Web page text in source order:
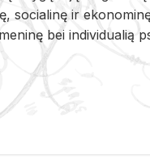
so­cia­li­nę ir
bei in­di­vi­dua­lią